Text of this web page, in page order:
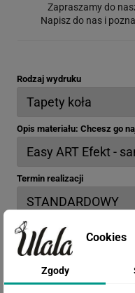
Zapraszamy do
Napisz do nas i
Rodzaj wydruku
Opis materiału: Chcesz go
Termin realizacji
Efekty
Cookies
Zgody